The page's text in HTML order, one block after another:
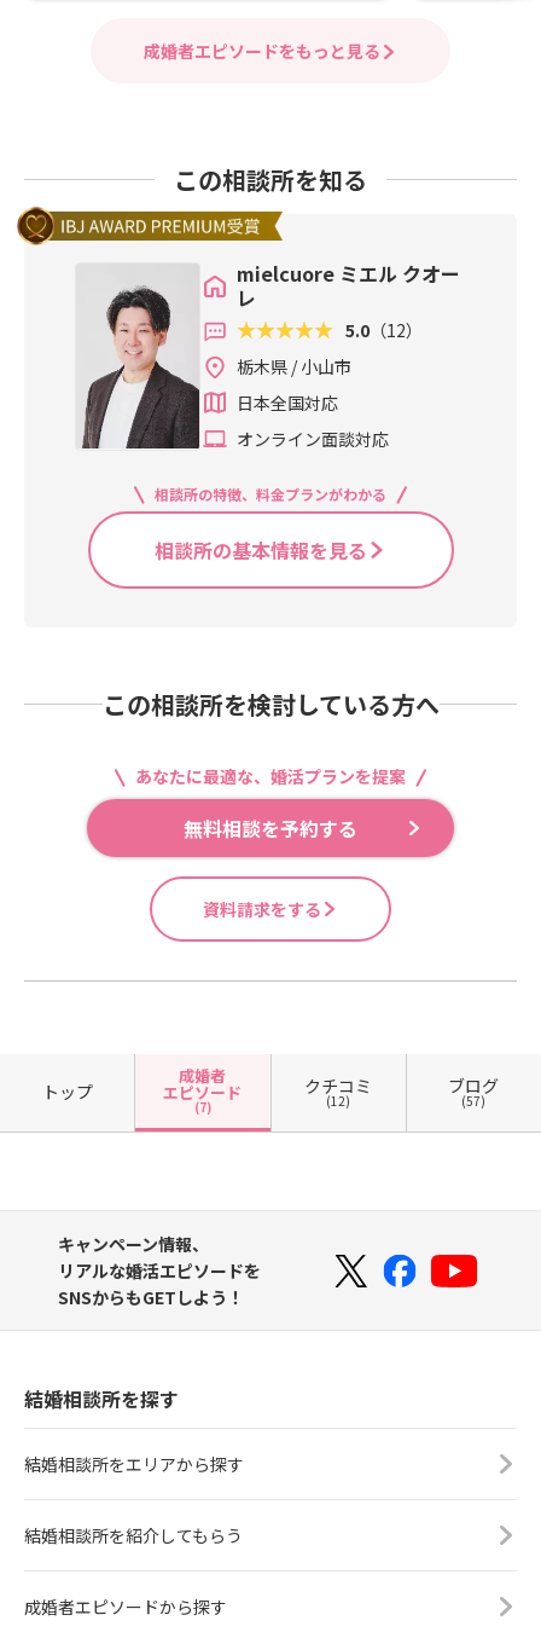
成婚者エピソードをもっと見る
この相談所を知る
mielcuore ミエル クオー
レ
5.0 （12）
栃木県 / 小山市
日本全国対応
オンライン面談対応
相談所の特徴、料金プランがわかる
相談所の基本情報を見る
この相談所を検討している方へ
あなたに最適な、婚活プランを提案
無料相談を予約する
資料請求をする
トップ
成婚者
エピソード
(7)
クチコミ
(12)
ブログ
(57)
キャンペーン情報、
リアルな婚活エピソードを
SNSからもGETしよう！
結婚相談所を探す
結婚相談所をエリアから探す
結婚相談所を紹介してもらう
成婚者エピソードから探す